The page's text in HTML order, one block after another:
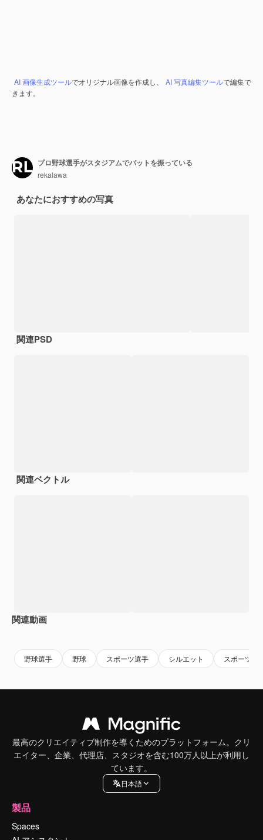
AI 画像生成ツールでオリジナル画像を作成し、 AI 写真編集ツールで編集で
きます。
プロ野球選手がスタジアムでバットを振っている
rekalawa
あなたにおすすめの写真
関連PSD
関連ベクトル
関連動画
野球選手 野球 スポーツ選手 シルエット スポーツ
最高のクリエイティブ制作を導くためのプラットフォーム。クリ
エイター、企業、代理店、スタジオを含む100万人以上が利用し
ています。
日本語
製品
Spaces